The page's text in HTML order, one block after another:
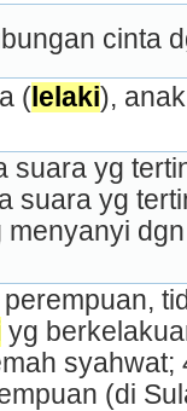
cinta
(lelaki),
suara yg
suara yg
menyanyi
perempuan,
yg
syahwat;
(di